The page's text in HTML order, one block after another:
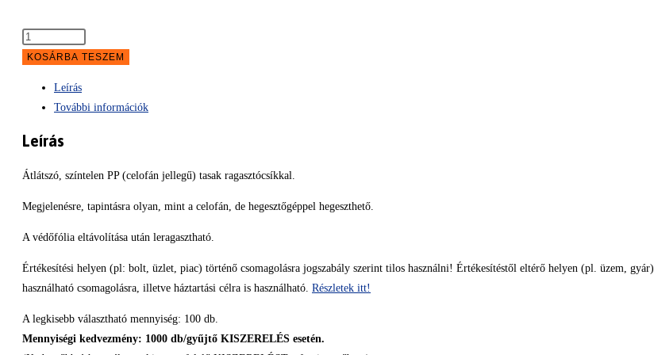
Ragasztócsíkos
PP
x
cm
KOSÁRBA TESZEM
Leírás
További információk
Leírás
Átlátszó, színtelen PP (celofán jellegű) tasak ragasztócsíkkal.
Megjelenésre, tapintásra olyan, mint a celofán, de hegesztőgéppel hegeszthető.
A védőfólia eltávolítása után leragasztható.
Értékesítési helyen (pl: bolt, üzlet, piac) történő csomagolásra jogszabály szerint tilos használni! Értékesítéstől eltérő helyen (pl. üzem, gyár)
használható csomagolásra, illetve háztartási célra is használható. Részletek itt!
A legkisebb választható mennyiség: 100 db.
Mennyiségi kedvezmény: 1000 db/gyűjtő KISZERELÉS esetén.